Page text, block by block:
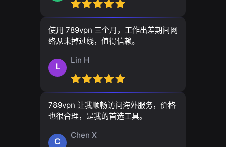
使用 789vpn 三个月，工作出差期间网
络从未掉过线，值得信赖。
L
Lin H
789vpn 让我顺畅访问海外服务，价格
也很合理，是我的首选工具。
C
Chen X